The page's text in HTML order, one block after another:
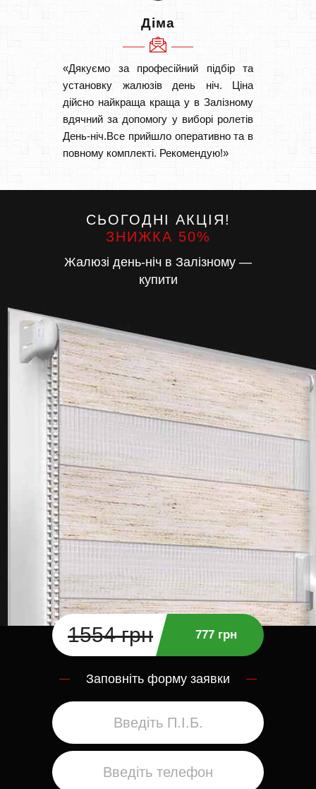
Діма
«Дякуємо за професійний підбір та
установку жалюзів день ніч. Ціна
дійсно найкраща краща у в Залізному
вдячний за допомогу у виборі ролетів
День-ніч.Все прийшло оперативно та в
повному комплекті. Рекомендую!»
СЬОГОДНІ АКЦІЯ!
ЗНИЖКА 50%
Жалюзі день-ніч в Залізному —
купити
1554 грн 777 грн
Заповніть форму заявки